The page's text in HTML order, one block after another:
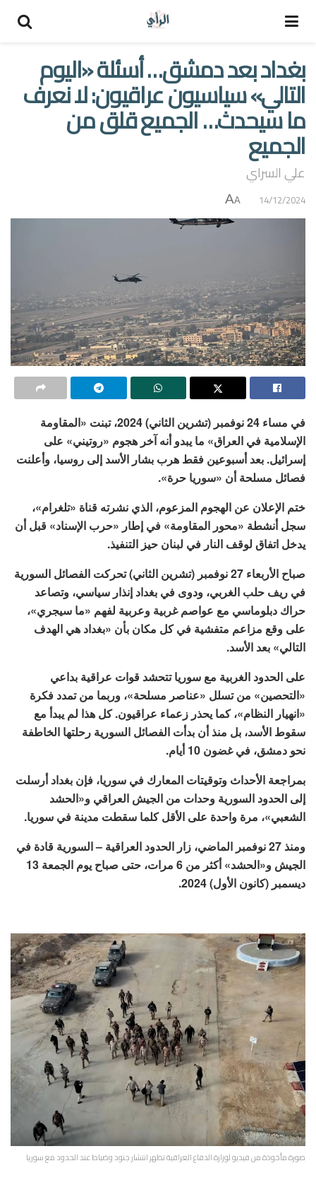
بغداد بعد دمشق… أسئلة «اليوم
التالي» سياسيون عراقيون: لا نعرف
ما سيحدث… الجميع قلق من
الجميع
علي السراي
14/12/2024
A
A
في مساء 24 نوفمبر (تشرين الثاني) 2024، تبنت «المقاومة
الإسلامية في العراق» ما يبدو أنه آخر هجوم «روتيني» على
إسرائيل. بعد أسبوعين فقط هرب بشار الأسد إلى روسيا، وأعلنت
فصائل مسلحة أن «سوريا حرة».
ختم الإعلان عن الهجوم المزعوم، الذي نشرته قناة «تلغرام»،
سجل أنشطة «محور المقاومة» في إطار «حرب الإسناد» قبل أن
يدخل اتفاق لوقف النار في لبنان حيز التنفيذ.
صباح الأربعاء 27 نوفمبر (تشرين الثاني) تحركت الفصائل السورية
في ريف حلب الغربي، ودوى في بغداد إنذار سياسي، وتصاعد
حراك دبلوماسي مع عواصم غربية وعربية لفهم «ما سيجري»،
على وقع مزاعم متفشية في كل مكان بأن «بغداد هي الهدف
التالي» بعد الأسد.
على الحدود الغربية مع سوريا تتحشد قوات عراقية بداعي
«التحصين» من تسلل «عناصر مسلحة»، وربما من تمدد فكرة
«انهيار النظام»، كما يحذر زعماء عراقيون. كل هذا لم يبدأ مع
سقوط الأسد، بل منذ أن بدأت الفصائل السورية رحلتها الخاطفة
نحو دمشق، في غضون 10 أيام.
بمراجعة الأحداث وتوقيتات المعارك في سوريا، فإن بغداد أرسلت
إلى الحدود السورية وحدات من الجيش العراقي و«الحشد
الشعبي»، مرة واحدة على الأقل كلما سقطت مدينة في سوريا.
ومنذ 27 نوفمبر الماضي، زار الحدود العراقية – السورية قادة في
الجيش و«الحشد» أكثر من 6 مرات، حتى صباح يوم الجمعة 13
ديسمبر (كانون الأول) 2024.
صورة مأخوذة من فيديو لوزارة الدفاع العراقية تظهر انتشار جنود وضباط عند الحدود مع سوريا